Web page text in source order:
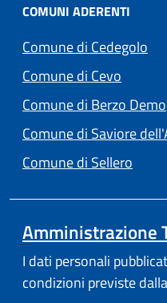
COMUNI ADERENTI
Comune di Cedegolo
Comune di Cevo
Comune di Berzo Demo
Comune di Saviore
Comune di Sellero
Amministrazione
I dati personali
condizioni previste